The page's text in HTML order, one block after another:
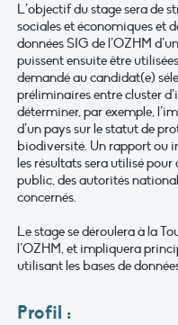
L’objectif du stage sera de
sociales et économiques et
données SIG de l’OZHM
puissent ensuite être
demandé au candidat(e)
préliminaires entre cluster
déterminer, par exemple,
d’un pays sur le statut de
biodiversité. Un rapport ou
les résultats sera utilisé
public, des autorités
concernés.
Le stage se déroulera à la
l’OZHM, et impliquera
utilisant les bases de
Profil :